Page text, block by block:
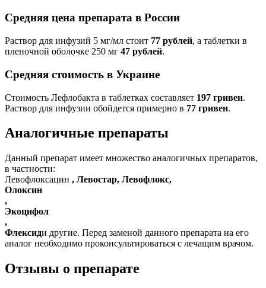
Средняя цена препарата в России
Раствор для инфузий 5 мг/мл стоит 77 рублей, а таблетки в
пленочной оболочке 250 мг 47 рублей.
Средняя стоимость в Украине
Стоимость Лефлобакта в таблетках составляет 197 гривен.
Раствор для инфузии обойдется примерно в 77 гривен.
Аналогичные препараты
Данный препарат имеет множество аналогичных препаратов,
в частности:
Левофлоксацин , Левостар, Левофлокс,
Олоксин
,
Экоцифол
,
Флексиди другие. Перед заменой данного препарата на его
аналог необходимо проконсультироваться с лечащим врачом.
Отзывы о препарате